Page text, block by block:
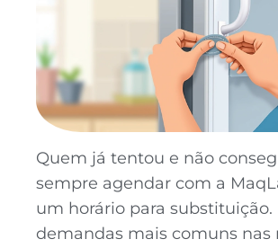
Quem já tentou e não
sempre agendar com a
um horário para substituição.
demandas mais comuns nas